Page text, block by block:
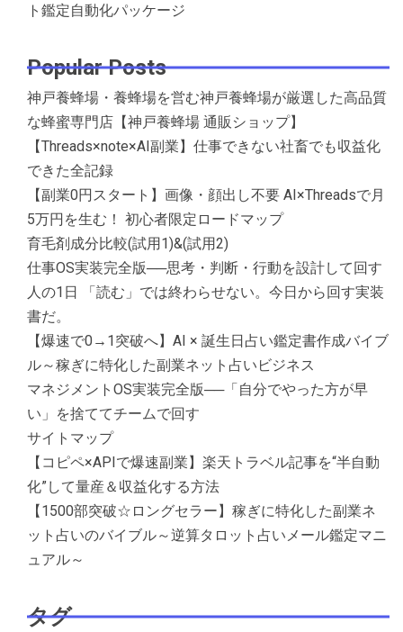
ト鑑定自動化パッケージ
Popular Posts
神戸養蜂場・養蜂場を営む神戸養蜂場が厳選した高品質
な蜂蜜専門店【神戸養蜂場 通販ショップ】
【Threads×note×AI副業】仕事できない社畜でも収益化
できた全記録
【副業0円スタート】画像・顔出し不要 AI×Threadsで月
5万円を生む！ 初心者限定ロードマップ
育毛剤成分比較(試用1)&(試用2)
仕事OS実装完全版──思考・判断・行動を設計して回す
人の1日 「読む」では終わらせない。今日から回す実装
書だ。
【爆速で0→1突破へ】AI × 誕生日占い鑑定書作成バイブ
ル～稼ぎに特化した副業ネット占いビジネス
マネジメントOS実装完全版──「自分でやった方が早
い」を捨ててチームで回す
サイトマップ
【コピペ×APIで爆速副業】楽天トラベル記事を“半自動
化”して量産＆収益化する方法
【1500部突破☆ロングセラー】稼ぎに特化した副業ネ
ット占いのバイブル～逆算タロット占いメール鑑定マニ
ュアル～
タグ